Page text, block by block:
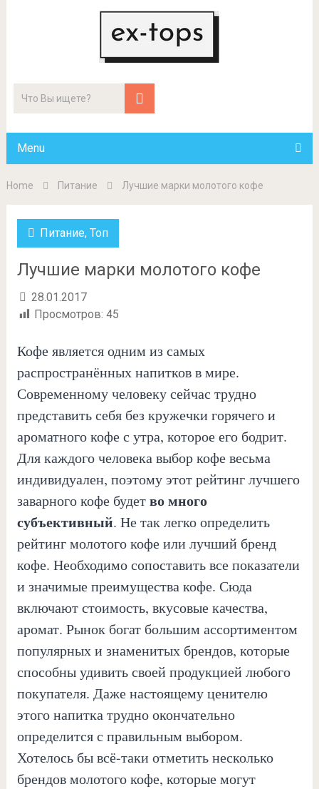
Menu
Home Питание Лучшие марки молотого кофе
Питание, Топ
Лучшие марки молотого кофе
28.01.2017
Просмотров: 45
Кофе является одним из самых
распространённых напитков в мире.
Современному человеку сейчас трудно
представить себя без кружечки горячего и
ароматного кофе с утра, которое его бодрит.
Для каждого человека выбор кофе весьма
индивидуален, поэтому этот рейтинг лучшего
заварного кофе будетво много
субъективный. Не так легко определить
рейтинг молотого кофе или лучший бренд
кофе. Необходимо сопоставить все показатели
и значимые преимущества кофе. Сюда
включают стоимость, вкусовые качества,
аромат. Рынок богат большим ассортиментом
популярных и знаменитых брендов, которые
способны удивить своей продукцией любого
покупателя. Даже настоящему ценителю
этого напитка трудно окончательно
определится с правильным выбором.
Хотелось бы всё-таки отметить несколько
брендов молотого кофе, которые могут